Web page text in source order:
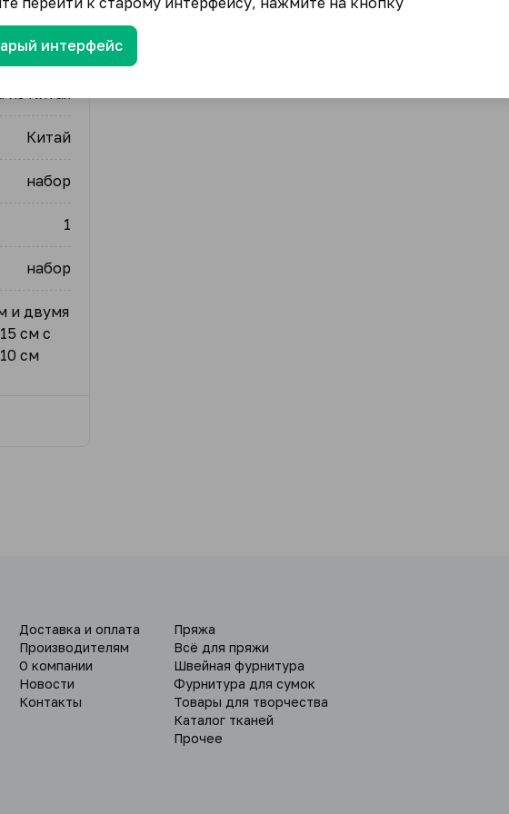
из Китая
Китай
набор
1
набор
и двумя
см с
см
Доставка и оплата
Производителям
О компании
Новости
Контакты
Пряжа
Всё для пряжи
Швейная фурнитура
Фурнитура для сумок
Товары для творчества
Каталог тканей
Прочее
интерфейс